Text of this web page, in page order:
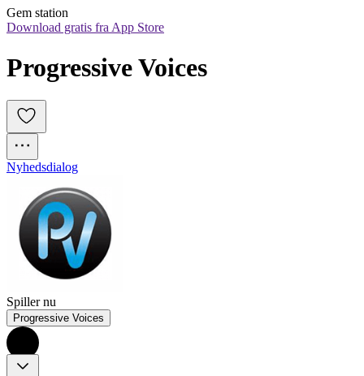
Gem station
Download gratis fra App Store
Progressive Voices
Nyhedsdialog
Spiller nu
Progressive Voices